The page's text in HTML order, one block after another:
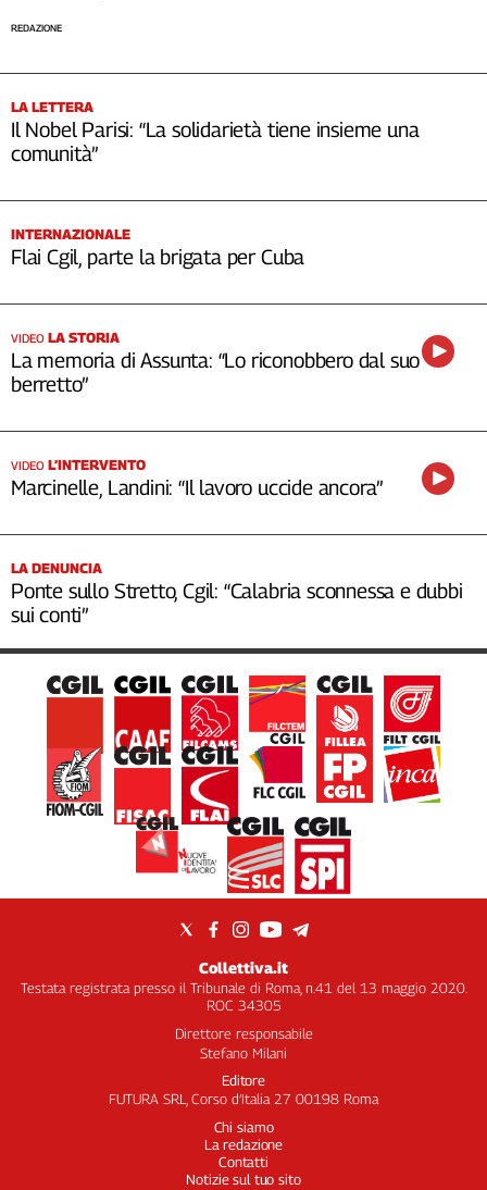
REDAZIONE
LA LETTERA
Il Nobel Parisi: “La solidarietà tiene insieme una
comunità”
INTERNAZIONALE
Flai Cgil, parte la brigata per Cuba
VIDEO LA STORIA
La memoria di Assunta: “Lo riconobbero dal suo
berretto”
VIDEO L’INTERVENTO
Marcinelle, Landini: “Il lavoro uccide ancora”
LA DENUNCIA
Ponte sullo Stretto, Cgil: “Calabria sconnessa e dubbi
sui conti”
Collettiva.it
Testata registrata presso il Tribunale di Roma, n.41 del 13 maggio 2020.
ROC 34305
Direttore responsabile
Stefano Milani
Editore
FUTURA SRL, Corso d’Italia 27 00198 Roma
Chi siamo
La redazione
Contatti
Notizie sul tuo sito